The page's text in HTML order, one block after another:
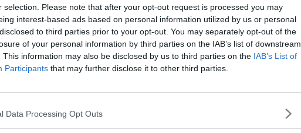
selection. Please note that after your opt-out request is processed you may
interest-based ads based on personal information utilized by us or personal
to third parties prior to your opt-out. You may separately opt-out of the
of your personal information by third parties on the IAB’s list of downstream
This information may also be disclosed by us to third parties on the IAB’s List of
Participants that may further disclose it to other third parties.
Data Processing Opt Outs